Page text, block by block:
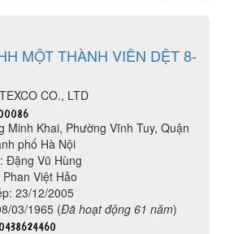
MỘT THÀNH VIÊN DỆT 8-
CO., LTD
Minh Khai, Phường Vĩnh Tuy, Quận
phố Hà Nội
Đặng Vũ Hùng
Việt Hảo
23/12/2005
03/1965 (Đã hoạt động 61 năm)